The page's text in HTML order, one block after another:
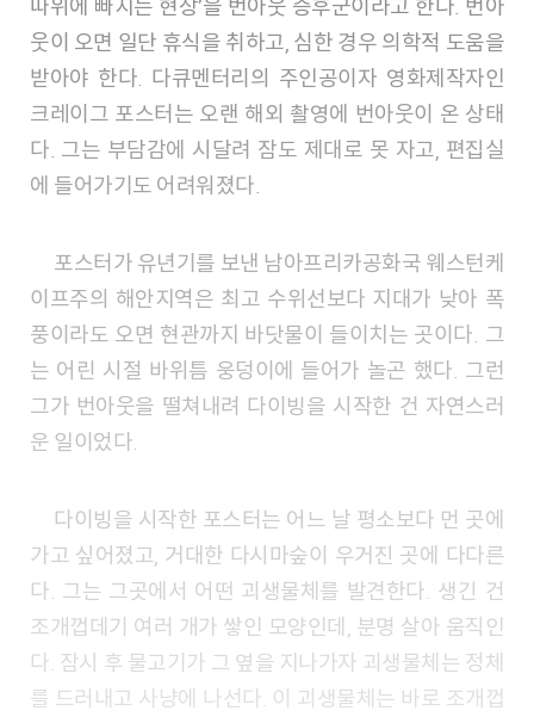
따위에 빠지는 현상’을 번아웃 증후군이라고 한다. 번아
웃이 오면 일단 휴식을 취하고, 심한 경우 의학적 도움을
받아야 한다. 다큐멘터리의 주인공이자 영화제작자인
크레이그 포스터는 오랜 해외 촬영에 번아웃이 온 상태
다. 그는 부담감에 시달려 잠도 제대로 못 자고, 편집실
에 들어가기도 어려워졌다.
포스터가 유년기를 보낸 남아프리카공화국 웨스턴케
이프주의 해안지역은 최고 수위선보다 지대가 낮아 폭
풍이라도 오면 현관까지 바닷물이 들이치는 곳이다. 그
는 어린 시절 바위틈 웅덩이에 들어가 놀곤 했다. 그런
그가 번아웃을 떨쳐내려 다이빙을 시작한 건 자연스러
운 일이었다.
다이빙을 시작한 포스터는 어느 날 평소보다 먼 곳에
가고 싶어졌고, 거대한 다시마숲이 우거진 곳에 다다른
다. 그는 그곳에서 어떤 괴생물체를 발견한다. 생긴 건
조개껍데기 여러 개가 쌓인 모양인데, 분명 살아 움직인
다. 잠시 후 물고기가 그 옆을 지나가자 괴생물체는 정체
를 드러내고 사냥에 나선다. 이 괴생물체는 바로 조개껍